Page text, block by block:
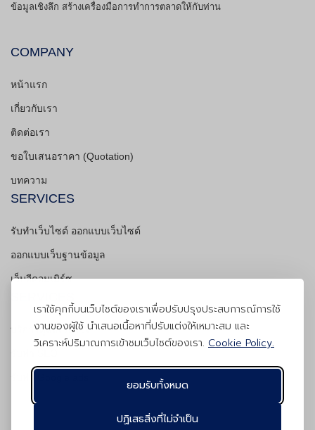
เราใช้คุกกี้บนเว็บไซต์ของเราเพื่อปรับปรุงประสบการณ์การใช้
งานของผู้ใช้ นำเสนอเนื้อหาที่ปรับแต่งให้เหมาะสม และ
วิเคราะห์ปริมาณการเข้าชมเว็บไซต์ของเรา. Cookie Policy.
ยอมรับทั้งหมด
ปฏิเสธสิ่งที่ไม่จำเป็น
ข้อมูลเชิงลึก สร้างเครื่องมือการทำการตลาดให้กับท่าน
COMPANY
หน้าแรก
เกี่ยวกับเรา
ติดต่อเรา
ขอใบเสนอราคา (Quotation)
บทความ
SERVICES
รับทำเว็บไซต์ ออกแบบเว็บไซต์
ออกแบบเว็บฐานข้อมูล
เว็บอีคอมเมิร์ซ
บริการดูแลเว็บไซต์